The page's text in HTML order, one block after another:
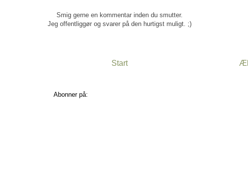
Smig gerne en kommentar inden du smutter.
Jeg offentliggør og svarer på den hurtigst muligt. ;)
Start
Abonner på: